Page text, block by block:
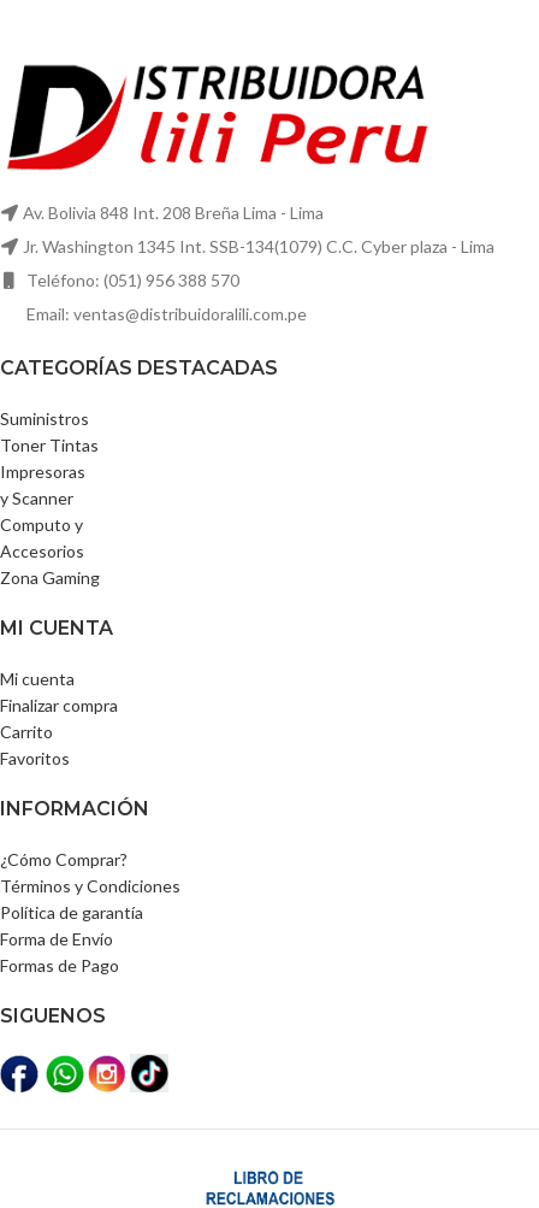
Av. Bolivia 848 Int. 208 Breña Lima - Lima
Jr. Washington 1345 Int. SSB-134(1079) C.C. Cyber plaza - Lima
Teléfono: (051) 956 388 570
Email: ventas@distribuidoralili.com.pe
CATEGORÍAS DESTACADAS
Suministros
Toner Tintas
Impresoras
y Scanner
Computo y
Accesorios
Zona Gaming
MI CUENTA
Mi cuenta
Finalizar compra
Carrito
Favoritos
INFORMACIÓN
¿Cómo Comprar?
Términos y Condiciones
Política de garantía
Forma de Envío
Formas de Pago
SIGUENOS